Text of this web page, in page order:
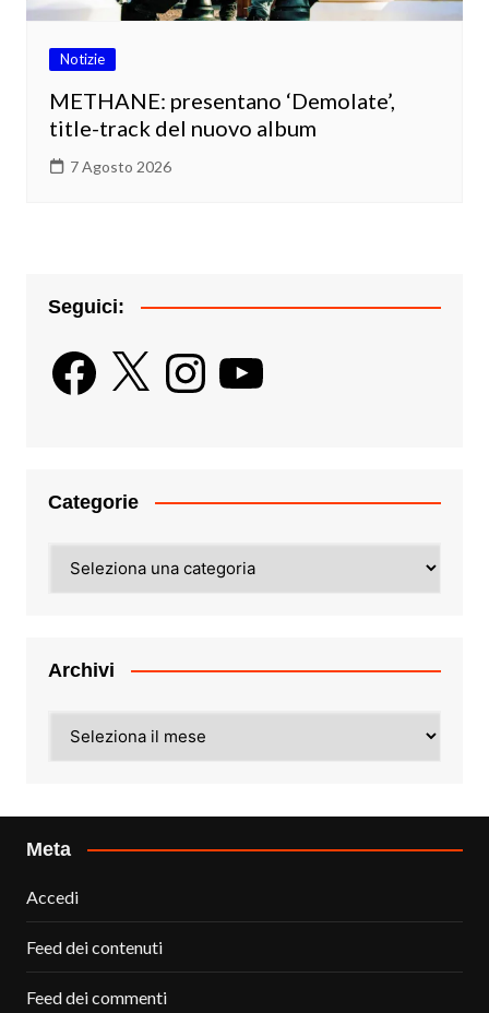
Notizie
METHANE: presentano ‘Demolate’,
title-track del nuovo album
7 Agosto 2026
Seguici:
Facebook
X InstagramYouTube
Categorie
Archivi
Meta
Accedi
Feed dei contenuti
Feed dei commenti